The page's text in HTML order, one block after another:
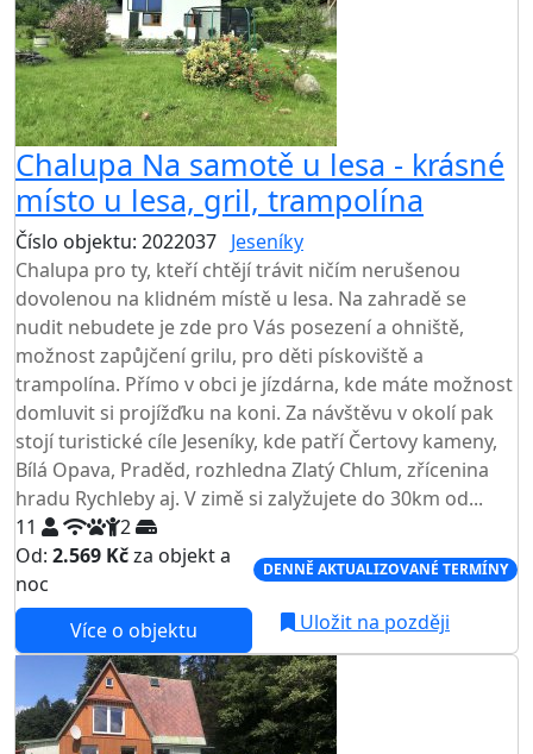
Chalupa Na samotě u lesa - krásné
místo u lesa, gril, trampolína
Číslo objektu: 2022037 Jeseníky
Chalupa pro ty, kteří chtějí trávit ničím nerušenou
dovolenou na klidném místě u lesa. Na zahradě se
nudit nebudete je zde pro Vás posezení a ohniště,
možnost zapůjčení grilu, pro děti pískoviště a
trampolína. Přímo v obci je jízdárna, kde máte možnost
domluvit si projížďku na koni. Za návštěvu v okolí pak
stojí turistické cíle Jeseníky, kde patří Čertovy kameny,
Bílá Opava, Praděd, rozhledna Zlatý Chlum, zřícenina
hradu Rychleby aj. V zimě si zalyžujete do 30km od...
11
2
Od: 2.569 Kčza objekt a
noc
DENNĚ AKTUALIZOVANÉ TERMÍNY
Více o objektu Uložit na později